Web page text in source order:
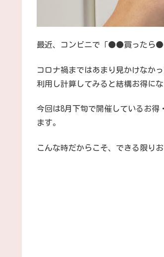
最近、コンビニで「●●買ったら
コロナ禍まではあまり見かけなか
利用し計算してみると結構お得に
今回は8月下旬で開催しているお得
ます。
こんな時だからこそ、できる限り